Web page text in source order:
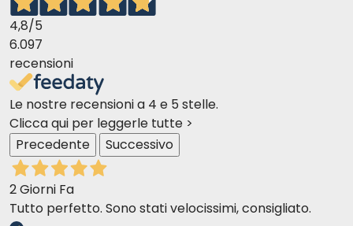
4,8/5
6.097
recensioni
Le nostre recensioni a 4 e 5 stelle.
Clicca qui per leggerle tutte >
Precedente
Successivo
2 Giorni Fa
Tutto perfetto. Sono stati velocissimi, consigliato.